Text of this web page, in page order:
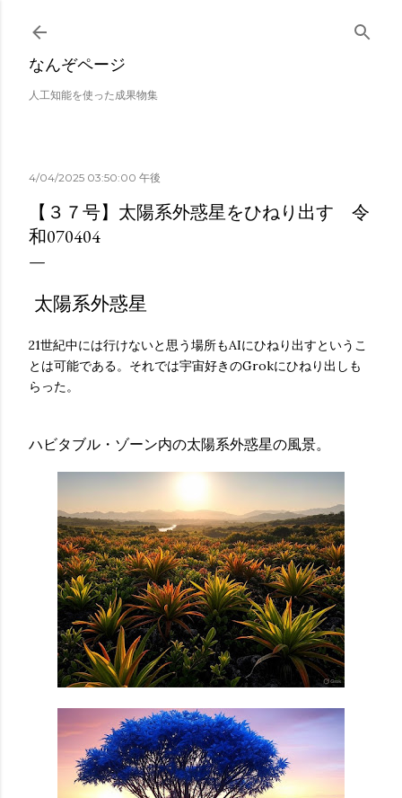
スキップしてメイン コンテンツに移動
なんぞページ
人工知能を使った成果物集
4/04/2025 03:50:00 午後
【３７号】太陽系外惑星をひねり出す 令
和070404
太陽系外惑星
21世紀中には行けないと思う場所もAIにひねり出すというこ
とは可能である。それでは宇宙好きのGrokにひねり出しも
らった。
ハビタブル・ゾーン内の太陽系外惑星の風景。